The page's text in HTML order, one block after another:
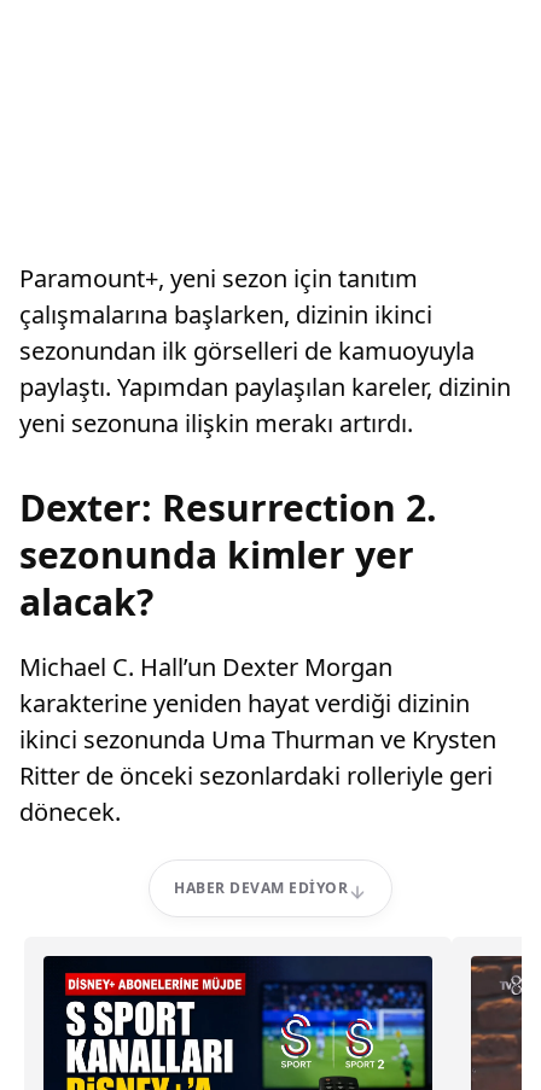
Paramount+, yeni sezon için tanıtım
çalışmalarına başlarken, dizinin ikinci
sezonundan ilk görselleri de kamuoyuyla
paylaştı. Yapımdan paylaşılan kareler, dizinin
yeni sezonuna ilişkin merakı artırdı.
Dexter: Resurrection 2.
sezonunda kimler yer
alacak?
Michael C. Hall’un Dexter Morgan
karakterine yeniden hayat verdiği dizinin
ikinci sezonunda Uma Thurman ve Krysten
Ritter de önceki sezonlardaki rolleriyle geri
dönecek.
HABER DEVAM EDIYOR